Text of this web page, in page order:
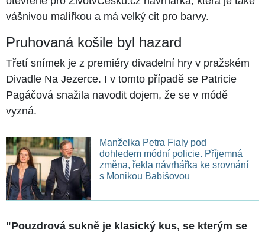
vášnivou malířkou a má velký cit pro barvy.
Pruhovaná košile byl hazard
Třetí snímek je z premiéry divadelní hry v pražském
Divadle Na Jezerce. I v tomto případě se Patricie
Pagáčová snažila navodit dojem, že se v módě
vyzná.
Manželka Petra Fialy pod
dohledem módní policie. Příjemná
změna, řekla návrhářka ke srovnání
s Monikou Babišovou
"Pouzdrová sukně je klasický kus, se kterým se